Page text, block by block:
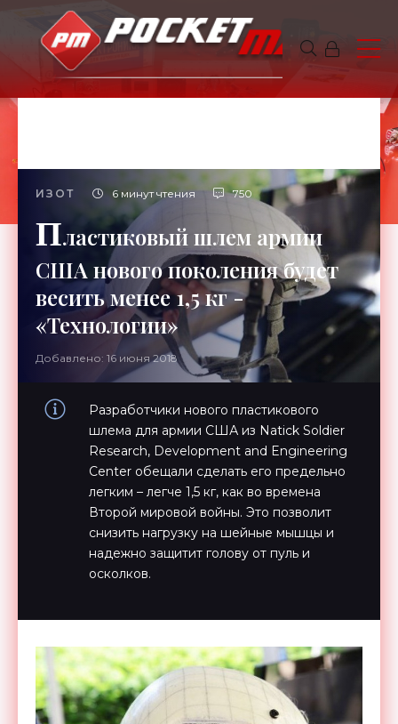
ИЗОТ 6 минут чтения 750
Пластиковый шлем армии
США нового поколения будет
весить менее 1,5 кг -
«Технологии»
Добавлено: 16 июня 2018
Разработчики нового пластикового
шлема для армии США из Natick Soldier
Research, Development and Engineering
Center обещали сделать его предельно
легким – легче 1,5 кг, как во времена
Второй мировой войны. Это позволит
снизить нагрузку на шейные мышцы и
надежно защитит голову от пуль и
осколков.